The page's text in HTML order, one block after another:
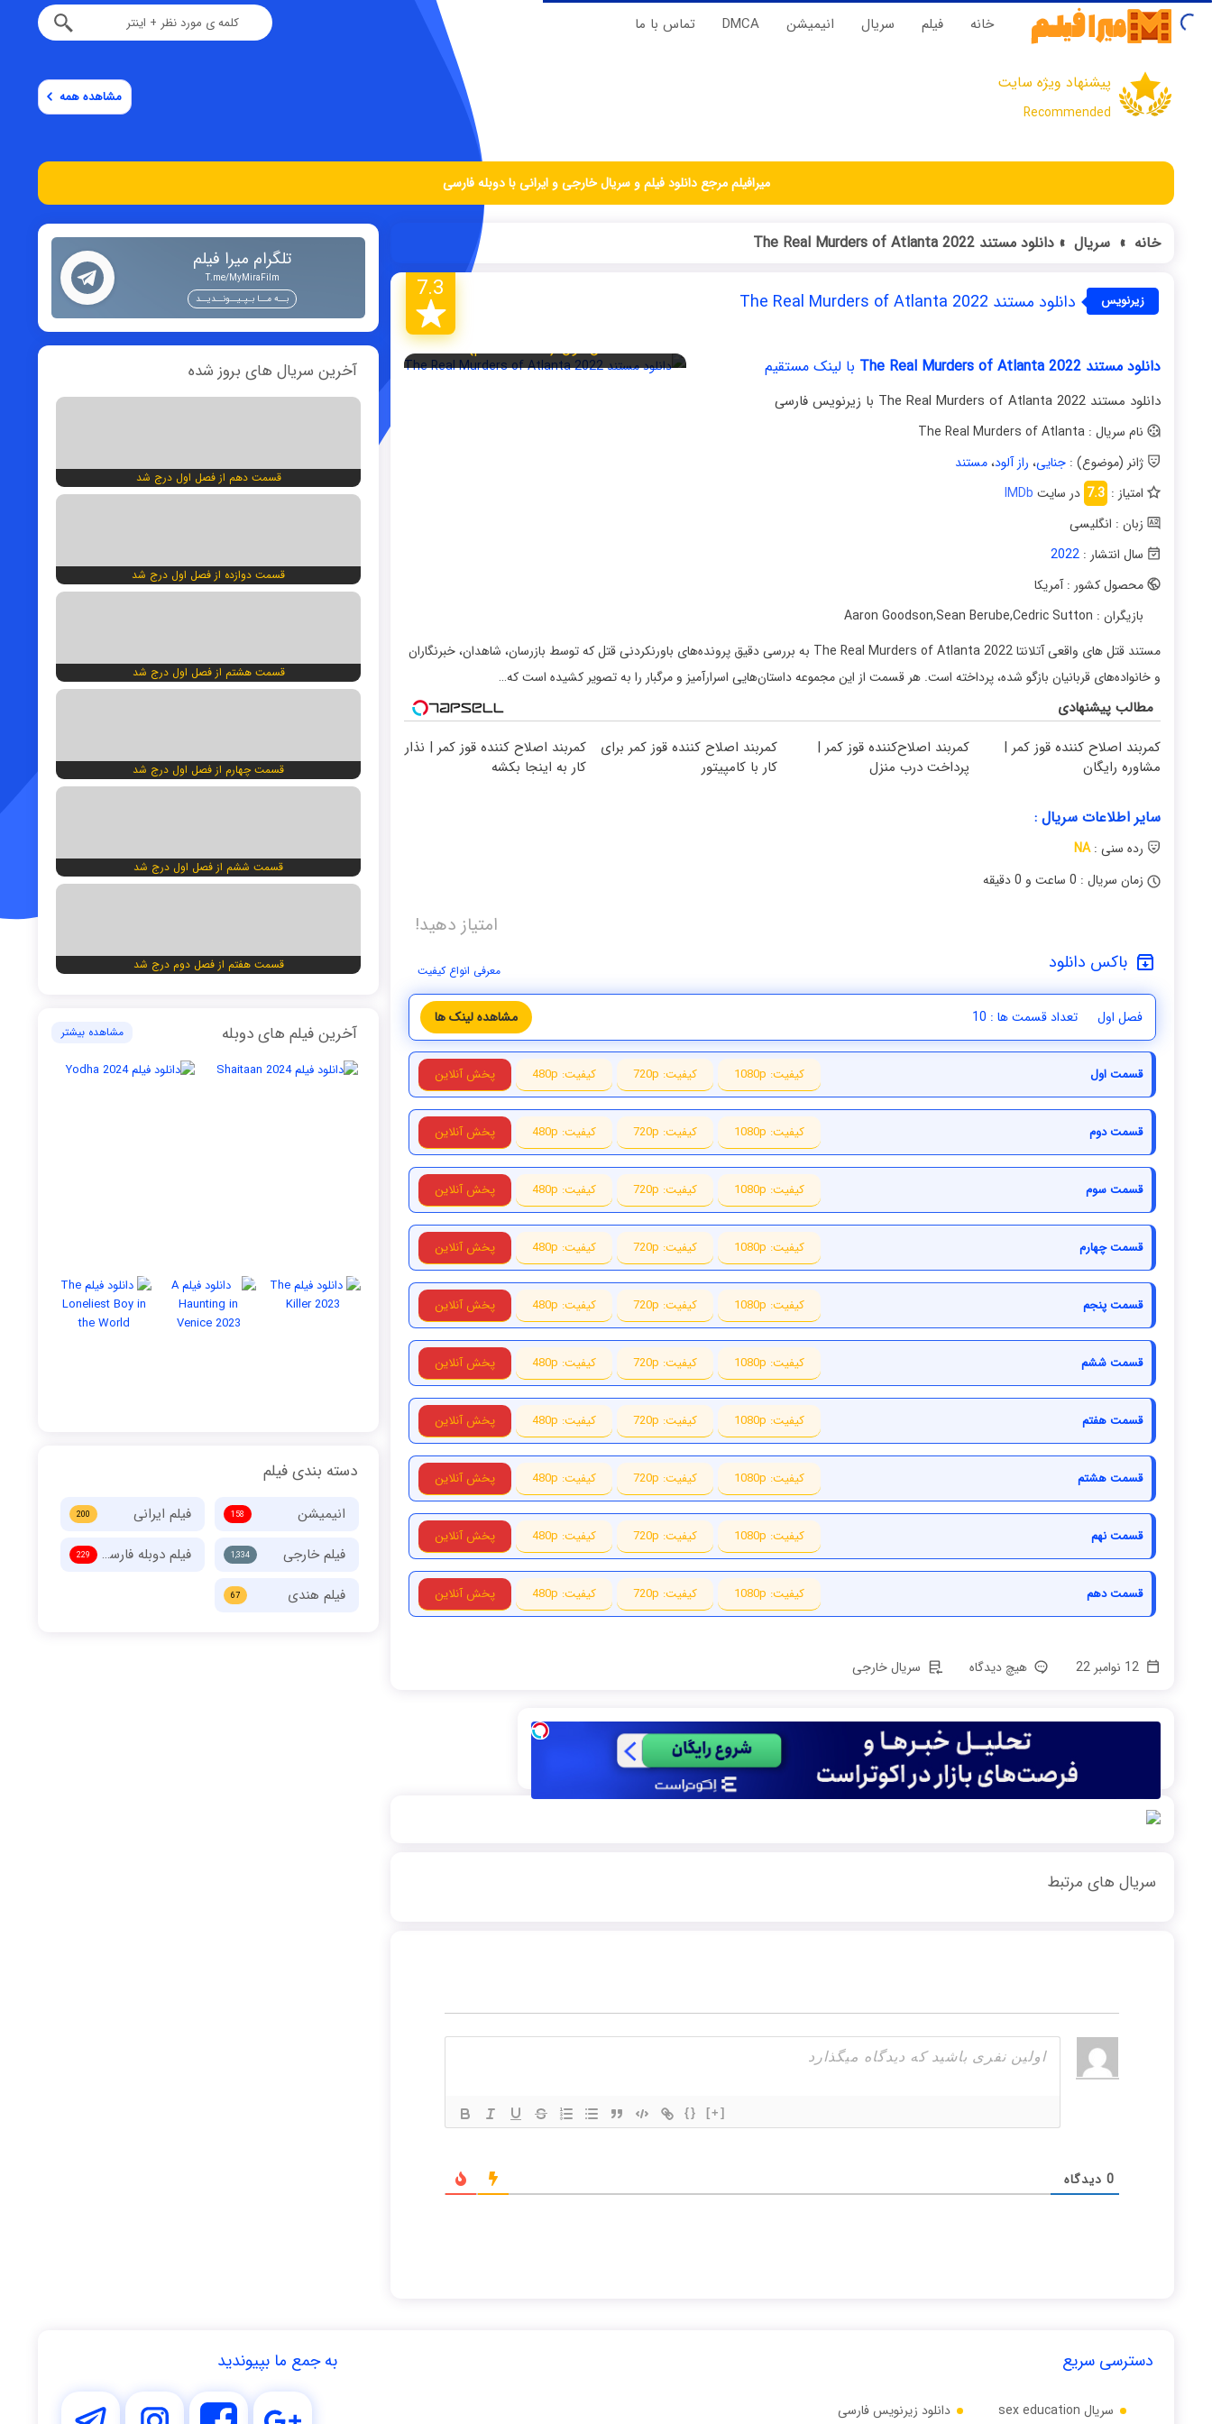
خانه فیلم‌ سریال‌ انیمیشن DMCA تماس با ما
پیشنهاد ویژه سایت
Recommended
مشاهده همه
میرافیلم مرجع دانلود فیلم و سریال خارجی و ایرانی با دوبله فارسی
خانه » سریال » دانلود مستند The Real Murders of Atlanta 2022
زیرنویس
دانلود مستند The Real Murders of Atlanta 2022 7.3
فصل اول (قسمت دهم)
دانلود مستند The Real Murders of Atlanta 2022
با لینک مستقیم
دانلود مستند The Real Murders of Atlanta 2022 با زیرنویس فارسی
نام سریال : The Real Murders of Atlanta
ژانر (موضوع) : جنایی، راز آلود،مستند
امتیاز : 7.3 در سایت IMDb
زبان : انگلیسی
سال انتشار : 2022
محصول کشور : آمریکا
بازیگران : Aaron Goodson
,Sean Berube,Cedric Sutton
مستند قتل های واقعی آتلانتا The Real Murders of Atlanta 2022 به بررسی دقیق پرونده‌های باورنکردنی قتل که توسط بازرسان، شاهدان، خبرنگاران
و خانواده‌های قربانیان بازگو شده، پرداخته است. هر قسمت از این مجموعه داستان‌هایی اسرارآمیز و مرگبار را به تصویر کشیده است که…
مطالب پیشنهادی
کمربند اصلاح کننده قوز کمر |
مشاوره رایگان
کمربند اصلاح‌کننده قوز کمر |
پرداخت درب منزل
کمربند اصلاح کننده قوز کمر برای
کار با کامپیتور
کمربند اصلاح کننده قوز کمر | نذار
کار به اینجا بکشه
سایر اطلاعات سریال :
رده سنی :NA
زمان سریال : 0 ساعت و 0 دقیقه
امتیاز دهید!
باکس دانلود معرفی انواع کیفیت
فصل اول تعداد قسمت ها : 10 مشاهده لینک ها
قسمت اول پخش آنلاین کیفیت: 480p کیفیت: 720p کیفیت: 1080p
قسمت دوم پخش آنلاین کیفیت: 480p کیفیت: 720p کیفیت: 1080p
قسمت سوم پخش آنلاین کیفیت: 480p کیفیت: 720p کیفیت: 1080p
قسمت چهارم پخش آنلاین کیفیت: 480p کیفیت: 720p کیفیت: 1080p
قسمت پنجم پخش آنلاین کیفیت: 480p کیفیت: 720p کیفیت: 1080p
قسمت ششم پخش آنلاین کیفیت: 480p کیفیت: 720p کیفیت: 1080p
قسمت هفتم پخش آنلاین کیفیت: 480p کیفیت: 720p کیفیت: 1080p
قسمت هشتم پخش آنلاین کیفیت: 480p کیفیت: 720p کیفیت: 1080p
قسمت نهم پخش آنلاین کیفیت: 480p کیفیت: 720p کیفیت: 1080p
قسمت دهم پخش آنلاین کیفیت: 480p کیفیت: 720p کیفیت: 1080p
هیچ دیدگاه سریال خارجی
سریال های مرتبط
{} [+]
0دیدگاه
تلگرام میرا فیلم
T.me/MyMiraFilm
بــه مــا بـپـیــونــدیــد
آخرین سریال های بروز شده
قسمت دهم از فصل اول درج شد
قسمت دوازده از فصل اول درج شد
قسمت هشتم از فصل اول درج شد
قسمت چهارم از فصل اول درج شد
قسمت ششم از فصل اول درج شد
قسمت هفتم از فصل دوم درج شد
مشاهده بیشتر آخرین فیلم های دوبله
دسته بندی فیلم
انیمیشن 158 فیلم ایرانی 200
فیلم خارجی 1,334 فیلم دوبله فارسی 229
فیلم هندی 67
دسترسی سریع
سریال sex education دانلود زیرنویس فارسی
به جمع ما بپیوندید